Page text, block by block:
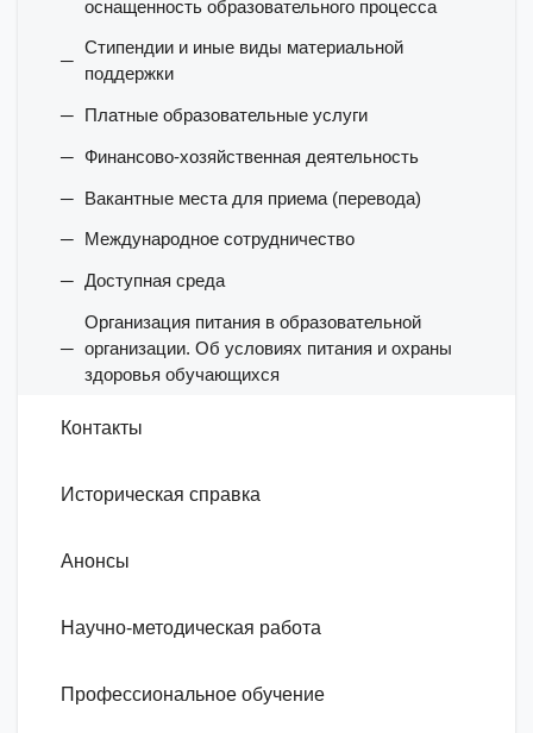
оснащенность образовательного процесса
Стипендии и иные виды материальной
поддержки
Платные образовательные услуги
Финансово-хозяйственная деятельность
Вакантные места для приема (перевода)
Международное сотрудничество
Доступная среда
Организация питания в образовательной
организации. Об условиях питания и охраны
здоровья обучающихся
Контакты
Историческая справка
Анонсы
Научно-методическая работа
Профессиональное обучение